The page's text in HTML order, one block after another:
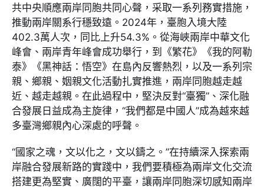
共中央順應兩岸同胞共同心聲，采取一系列務實措施，
推動兩岸關系行穩致遠。2024年，臺胞入境大陸
402.3萬人次，同比上升54.3%。從海峽兩岸中華文化
峰會、兩岸青年峰會成功舉行，到《繁花》《我的阿勒
泰》《黑神話：悟空》在島內反響熱烈，以及一系列宗
親、鄉親、姻親文化活動扎實推進，兩岸同胞越走越
近、越走越親。在此過程中，堅決反對“臺獨”、深化融
合發展日益成為主旋律，“我們都是中國人”成為越來越
多臺灣鄉親內心深處的呼聲。
“國家之魂，文以化之，文以鑄之。”在持續深入探索兩
岸融合發展新路的實踐中，我們要積極為兩岸文化交流
搭建更為堅實、廣闊的平臺，讓兩岸同胞深切感知兩岸